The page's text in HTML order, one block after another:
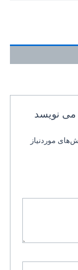
می نویسد
موردنیاز